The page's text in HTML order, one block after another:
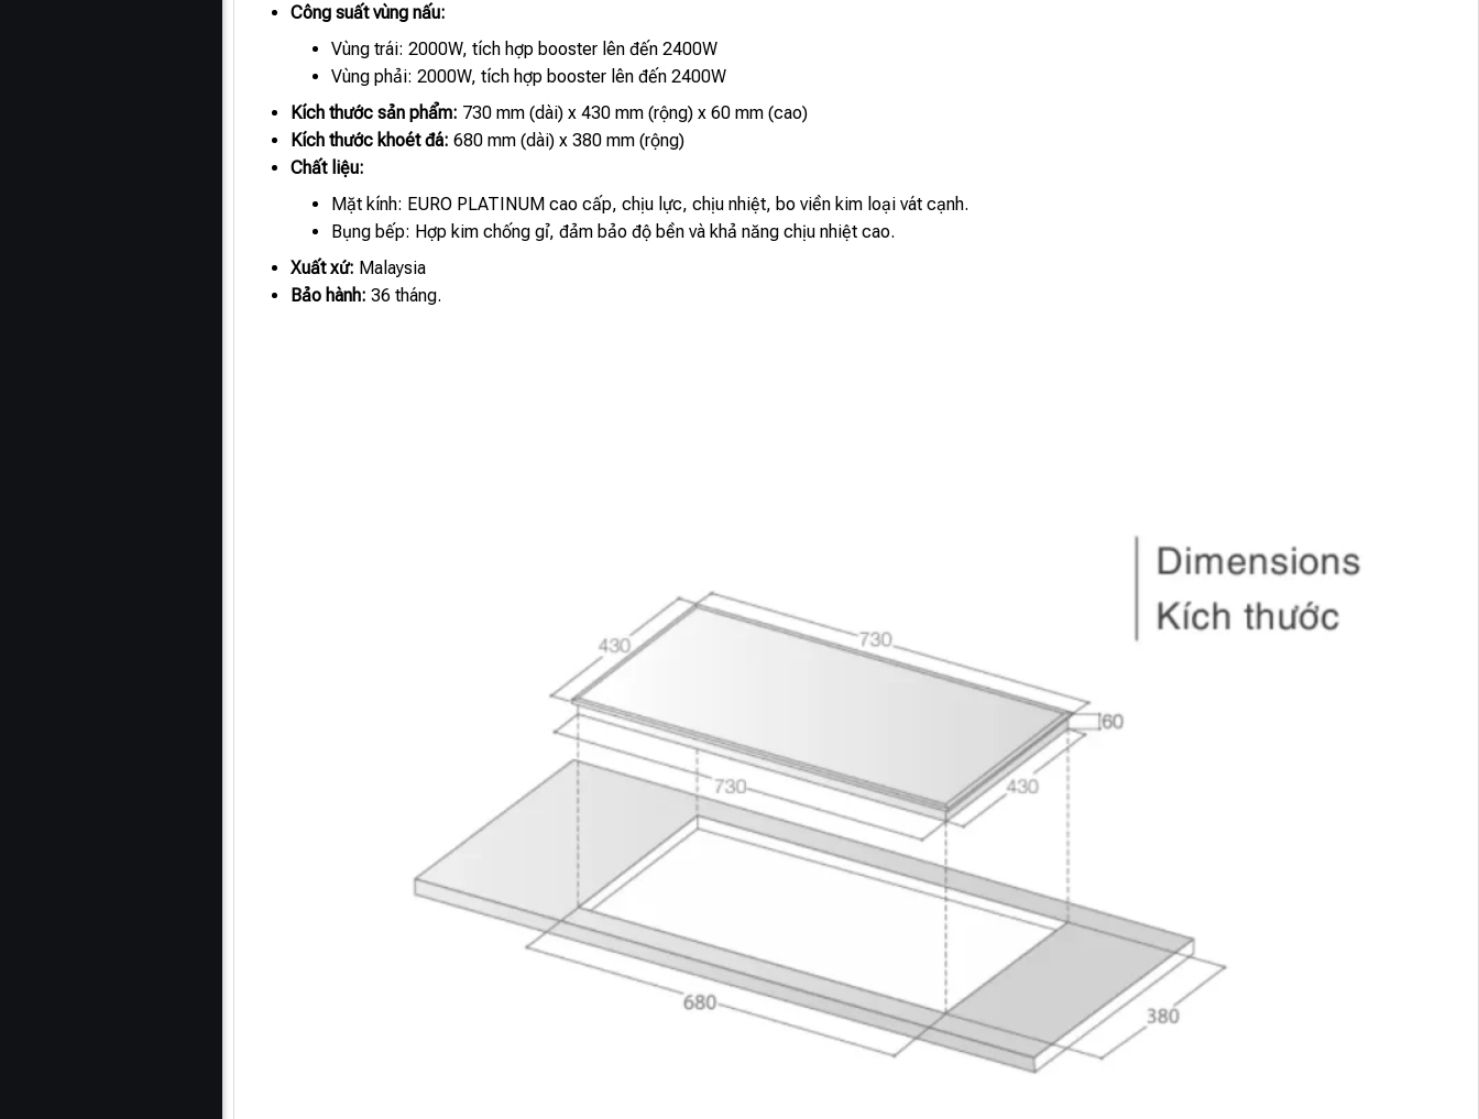
Công suất vùng nấu:
Vùng trái: 2000W, tích hợp booster lên đến 2400W
Vùng phải: 2000W, tích hợp booster lên đến 2400W
Kích thước sản phẩm: 730 mm (dài) x 430 mm (rộng) x 60 mm (cao)
Kích thước khoét đá: 680 mm (dài) x 380 mm (rộng)
Chất liệu:
Mặt kính: EURO PLATINUM cao cấp, chịu lực, chịu nhiệt, bo viền kim loại vát cạnh.
Bụng bếp: Hợp kim chống gỉ, đảm bảo độ bền và khả năng chịu nhiệt cao.
Xuất xứ: Malaysia
Bảo hành: 36 tháng.